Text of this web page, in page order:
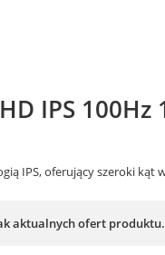
IPS
IPS, oferujący szeroki kąt
aktualnych ofert produktu.